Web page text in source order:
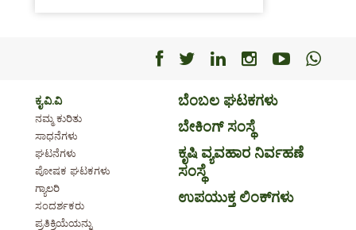
Facebook
Facebook
Facebook
Facebook
ಕೃ.ವಿ.ವಿ
ನಮ್ಮ ಕುರಿತು
ಸಾಧನೆಗಳು
ಘಟನೆಗಳು
ಪೋಷಕ ಘಟಕಗಳು
ಗ್ಯಾಲರಿ
ಸಂದರ್ಶಕರು
ಪ್ರತಿಕ್ರಿಯೆಯನ್ನು
ಬೆಂಬಲ ಘಟಕಗಳು
ಬೇಕಿಂಗ್ ಸಂಸ್ಥೆ
ಕೃಷಿ ವ್ಯವಹಾರ ನಿರ್ವಹಣೆ
ಸಂಸ್ಥೆ
ಉಪಯುಕ್ತ ಲಿಂಕ್‌ಗಳು